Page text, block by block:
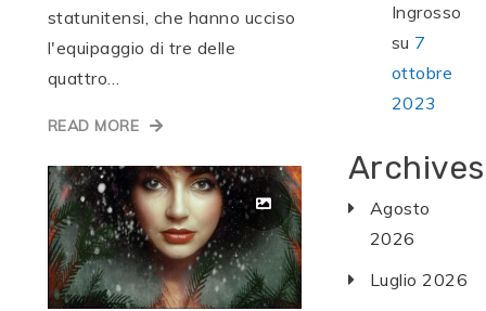
statunitensi, che hanno ucciso
l'equipaggio di tre delle
quattro…
READ MORE
Ingrosso
su 7
ottobre
2023
Archives
Agosto
2026
Luglio 2026